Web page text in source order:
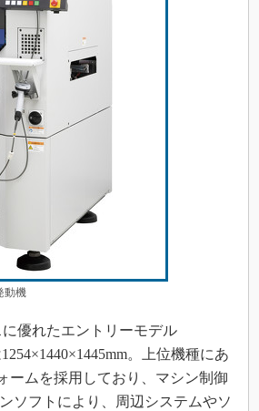
海外生産
グローバル設計・開発
制御セキュリティ
新型コロナへの対応
動機
優れたエントリーモデル
。上位機種にあ
ームを採用しており、マシン制御
ソフトにより、周辺システムやソ